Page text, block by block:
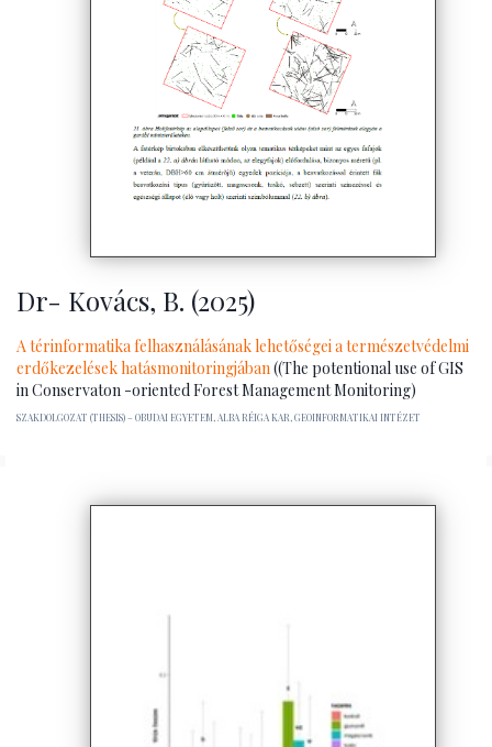
Dr- Kovács, B. (2025)
A térinformatika felhasználásának lehetőségei a természetvédelmi
erdőkezelések hatásmonitoringjában((The potentional use of GIS
in Conservaton -oriented Forest Management Monitoring)
SZAKDOLGOZAT (THESIS) – OBUDAI EGYETEM, ALBA RÉIGA KAR, GEOINFORMATIKAI INTÉZET